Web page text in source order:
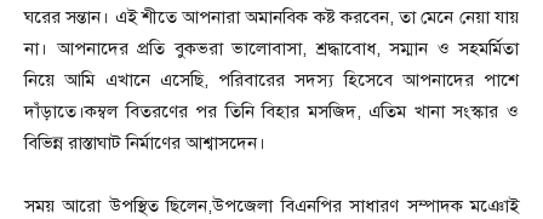
ঘরের সন্তান। এই শীতে আপনারা অমানবিক কষ্ট করবেন, তা মেনে নেয়া যায়
না। আপনাদের প্রতি বুকভরা ভালোবাসা, শ্রদ্ধাবোধ, সম্মান ও সহমর্মিতা
নিয়ে আমি এখানে এসেছি, পরিবারের সদস্য হিসেবে আপনাদের পাশে
দাঁড়াতে।কম্বল বিতরণের পর তিনি বিহার মসজিদ, এতিম খানা সংস্কার ও
বিভিন্ন রাস্তাঘাট নির্মাণের আশ্বাসদেন।
সময় আরো উপস্থিত ছিলেন,উপজেলা বিএনপির সাধারণ সম্পাদক মঞোই